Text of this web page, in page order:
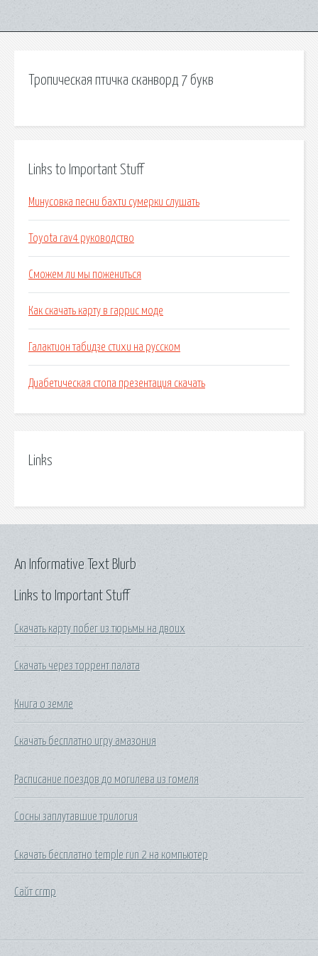
Тропическая птичка сканворд 7 букв
Links to Important Stuff
Минусовка песни бахти сумерки слушать
Toyota rav4 руководство
Сможем ли мы пожениться
Как скачать карту в гаррис моде
Галактион табидзе стихи на русском
Диабетическая стопа презентация скачать
Links
Links to Important Stuff
Скачать карту побег из тюрьмы на двоих
Скачать через торрент палата
Книга о земле
Скачать бесплатно игру амазония
Расписание поездов до могилева из гомеля
Сосны заплутавшие трилогия
Скачать бесплатно temple run 2 на компьютер
Сайт crmp
An Informative Text Blurb